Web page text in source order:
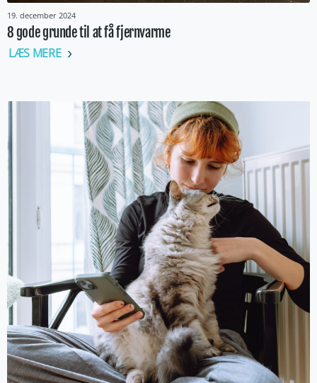
19. december 2024
8 gode grunde til at få fjernvarme
LÆS MERE